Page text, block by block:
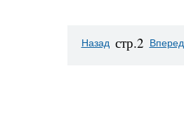
Назад стр.2 Вперед